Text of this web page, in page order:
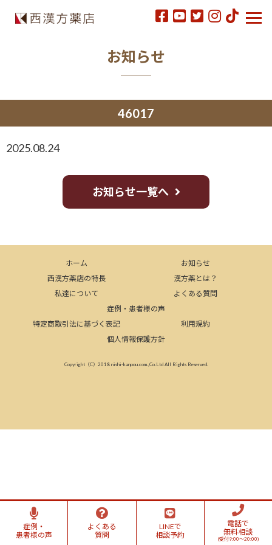
お知らせ
46017
2025.08.24
お知らせ一覧へ
ホーム
お知らせ
西漢方薬店の特長
漢方薬とは？
私達について
よくある質問
症例・患者様の声
特定商取引法に基づく表記
利用規約
個人情報保護方針
Copyright（C）2018 nishi-kanpou.com.,Co.Ltd All Rights Reserved.
症例・
患者様の声
よくある
質問
LINEで
相談予約
電話で
無料相談
(受付9:00～20:00)